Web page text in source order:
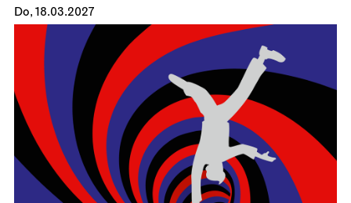
Staatsoper Stuttgart Opernhaus
Der fliegende Holländer
24.02.2027
19:00 - 21:30